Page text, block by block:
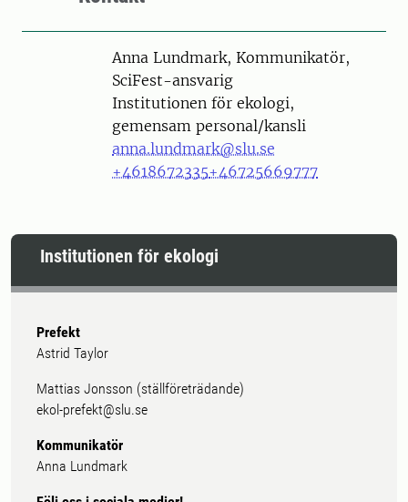
PersonAnna Lundmark, Kommunikatör,
SciFest-ansvarig
Institutionen för ekologi,
gemensam personal/kansli
anna.lundmark@slu.se
+4618672335+46725669777
Institutionen för ekologi
Prefekt
Astrid Taylor
Mattias Jonsson (ställföreträdande)
ekol-prefekt@slu.se
Kommunikatör
Anna Lundmark